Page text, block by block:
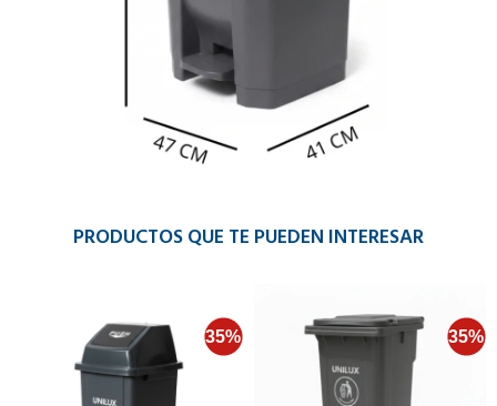
PRODUCTOS QUE TE PUEDEN INTERESAR